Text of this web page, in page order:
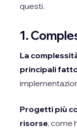
questi.
1.
La
principali
Progetti più
risorse, come